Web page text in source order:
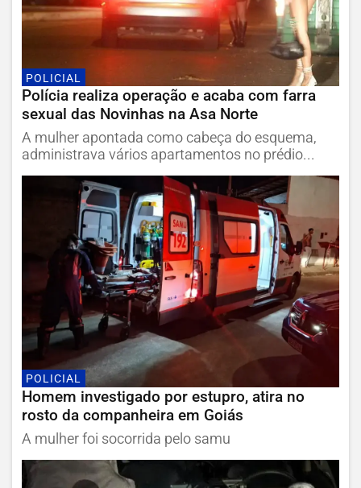
POLICIAL
Polícia realiza operação e acaba com farra
sexual das Novinhas na Asa Norte
A mulher apontada como cabeça do esquema,
administrava vários apartamentos no prédio...
POLICIAL
Homem investigado por estupro, atira no
rosto da companheira em Goiás
A mulher foi socorrida pelo samu